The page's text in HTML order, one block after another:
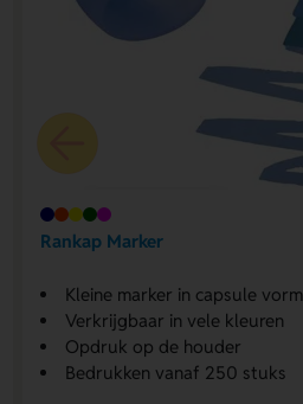
Rankap Marker
Kleine marker in capsule vorm
Verkrijgbaar in vele kleuren
Opdruk op de houder
Bedrukken vanaf 250 stuks